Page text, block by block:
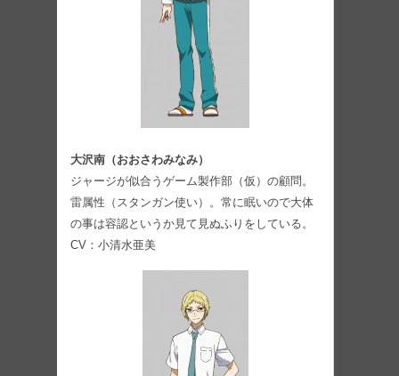
大沢南（おおさわみなみ）
ジャージが似合うゲーム製作部（仮）の顧問。
雷属性（スタンガン使い）。常に眠いので大体
の事は容認というか⾒て⾒ぬふりをしている。
CV：⼩清水亜美